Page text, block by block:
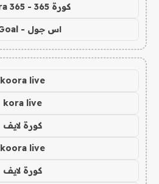
كورة 365 - kooora 365
اس جول - AS Goal
koora live
kora live
كورة لايف
koora live
كورة لايف